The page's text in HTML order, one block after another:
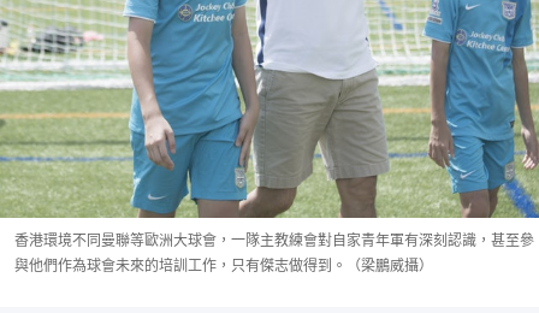
香港環境不同曼聯等歐洲大球會，一隊主教練會對自家青年軍有深刻認識，甚至參
與他們作為球會未來的培訓工作，只有傑志做得到。（梁鵬威攝）